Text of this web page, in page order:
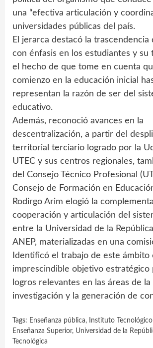
una “efectiva articulación y
universidades públicas del país.
El jerarca destacó la trascendencia
con énfasis en los estudiantes y su
el hecho de que tome en cuenta
comienzo en la educación inicial
representan la razón de ser del
educativo.
Además, reconoció avances en la
descentralización, a partir del
territorial terciario logrado por la
UTEC y sus centros regionales,
del Consejo Técnico Profesional
Consejo de Formación en
Rodirgo Arim elogió la
cooperación y articulación del
entre la Universidad de la
ANEP, materializadas en una
Identificó el trabajo de este ámbito
imprescindible objetivo estratégico
logros relevantes en las áreas de la
investigación y la generación de
Tags: Enseñanza pública, Instituto Tecnológico
Enseñanza Superior, Universidad de la
Tecnológica